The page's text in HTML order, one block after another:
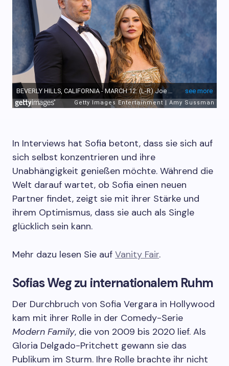
In Interviews hat Sofia betont, dass sie sich auf
sich selbst konzentrieren und ihre
Unabhängigkeit genießen möchte. Während die
Welt darauf wartet, ob Sofia einen neuen
Partner findet, zeigt sie mit ihrer Stärke und
ihrem Optimismus, dass sie auch als Single
glücklich sein kann.
Mehr dazu lesen Sie auf Vanity Fair.
Sofias Weg zu internationalem Ruhm
Der Durchbruch von Sofia Vergara in Hollywood
kam mit ihrer Rolle in der Comedy-Serie
Modern Family, die von 2009 bis 2020 lief. Als
Gloria Delgado-Pritchett gewann sie das
Publikum im Sturm. Ihre Rolle brachte ihr nicht